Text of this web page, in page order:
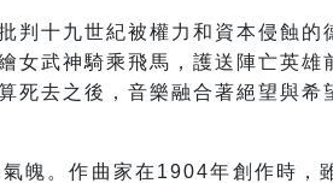
判十九世紀被權力和資本侵蝕的
女武神騎乘飛馬，護送陣亡英雄
死去之後，音樂融合著絕望與希
魄。作曲家在1904年創作時，